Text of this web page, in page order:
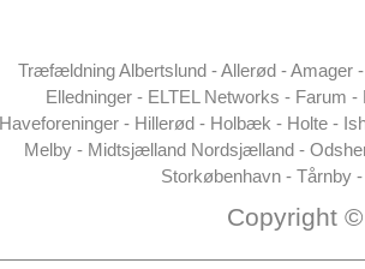
Træfældning Albertslund - Allerød - Amager
Elledninger - ELTEL Networks - Farum
Haveforeninger - Hillerød - Holbæk - Holte -
Melby - Midtsjælland Nordsjælland -
Storkøbenhavn -
Copyright